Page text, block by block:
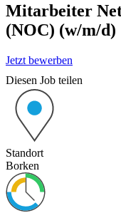
Mitarbeiter
(NOC) (w/m/d)
Jetzt bewerben
Diesen Job teilen
Standort
Borken